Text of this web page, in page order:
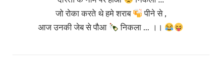
जो रोका करते थे हमे शराब
पीने से ,
आज उनकी जेब से पौआ
निकला … ।।